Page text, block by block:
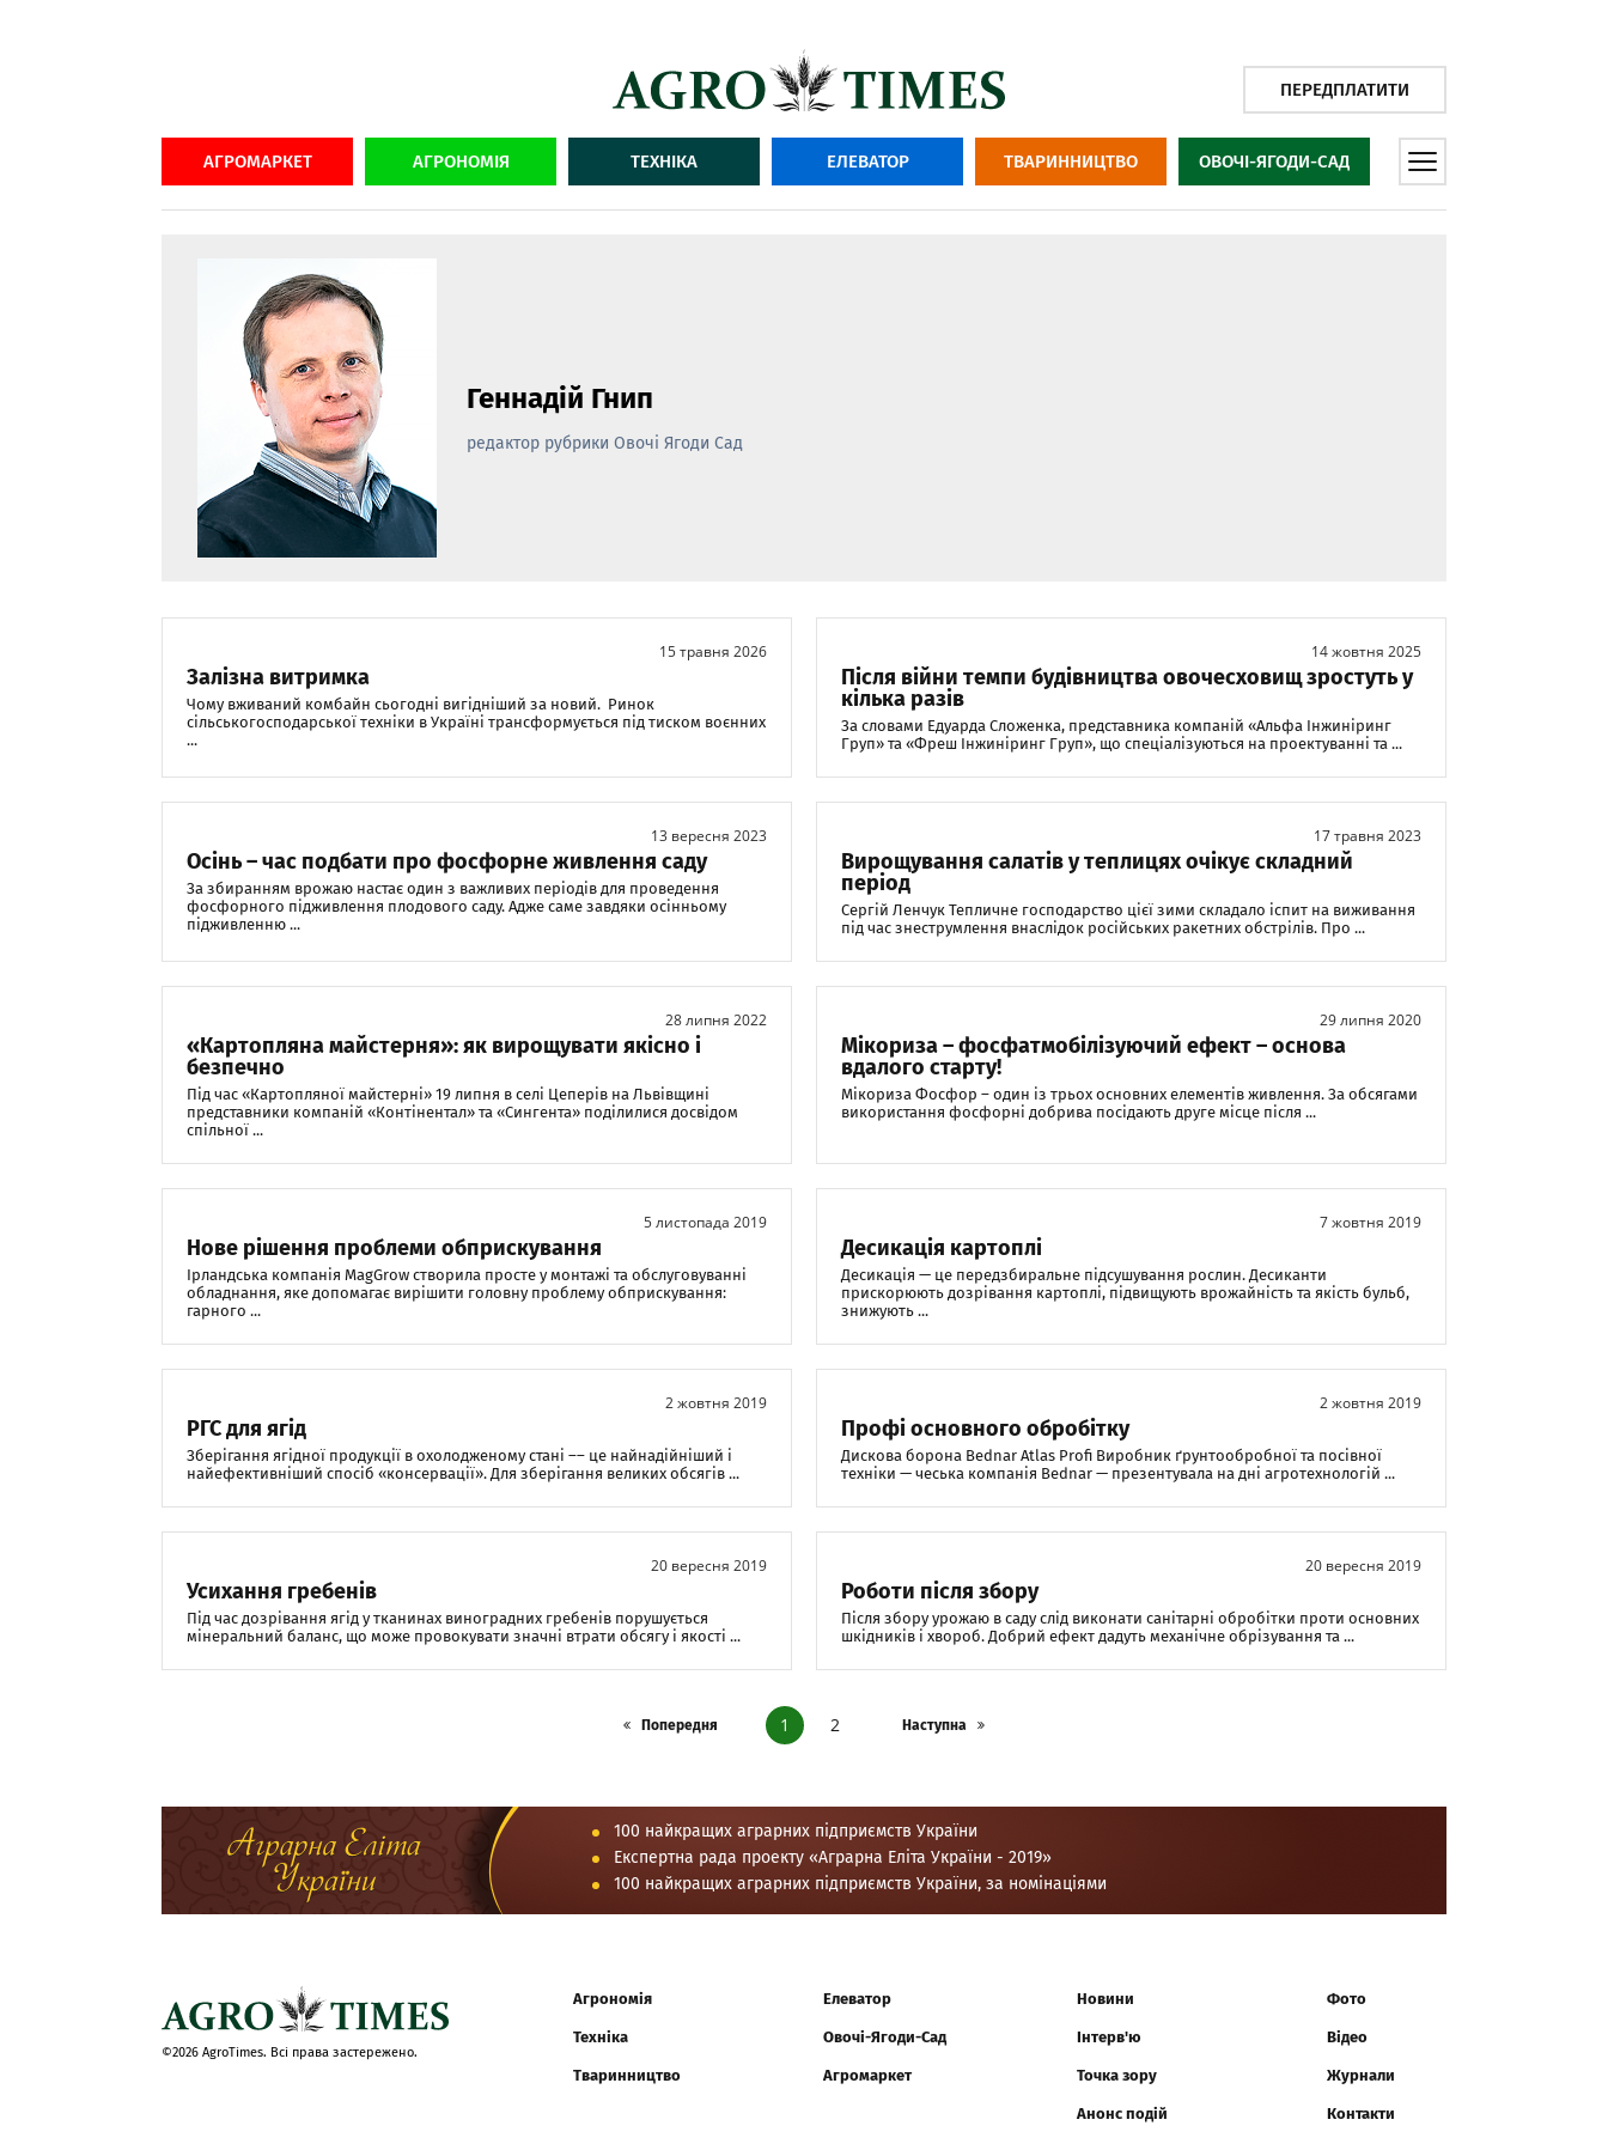
ПЕРЕДПЛАТИТИ
АГРОМАРКЕТ АГРОНОМІЯ ТЕХНІКА ЕЛЕВАТОР ТВАРИННИЦТВО ОВОЧІ-ЯГОДИ-САД
Геннадій Гнип
редактор рубрики Овочі Ягоди Сад
15 травня 2026
Залізна витримка
Чому вживаний комбайн сьогодні вигідніший за новий. Ринок
сільськогосподарської техніки в Україні трансформується під тиском воєнних
...
14 жовтня 2025
Після війни темпи будівництва овочесховищ зростуть у
кілька разів
За словами Едуарда Сложенка, представника компаній «Альфа Інжиніринг
Груп» та «Фреш Інжиніринг Груп», що спеціалізуються на проектуванні та ...
13 вересня 2023
Осінь – час подбати про фосфорне живлення саду
За збиранням врожаю настає один з важливих періодів для проведення
фосфорного підживлення плодового саду. Адже саме завдяки осінньому
підживленню ...
17 травня 2023
Вирощування салатів у теплицях очікує складний
період
Сергій Ленчук Тепличне господарство цієї зими складало іспит на виживання
під час знеструмлення внаслідок російських ракетних обстрілів. Про ...
28 липня 2022
«Картопляна майстерня»: як вирощувати якісно і
безпечно
Під час «Картопляної майстерні» 19 липня в селі Цеперів на Львівщині
представники компаній «Контінентал» та «Сингента» поділилися досвідом
спільної ...
29 липня 2020
Мікориза – фосфатмобілізуючий ефект – основа
вдалого старту!
Мікориза Фосфор – один із трьох основних елементів живлення. За обсягами
використання фосфорні добрива посідають друге місце після ...
5 листопада 2019
Нове рішення проблеми обприскування
Ірландська компанія MagGrow створила просте у монтажі та обслуговуванні
обладнання, яке допомагає вирішити головну проблему обприскування:
гарного ...
7 жовтня 2019
Десикація картоплі
Десикація — це передзбиральне підсушування рослин. Десиканти
прискорюють дозрівання картоплі, підвищують врожайність та якість бульб,
знижують ...
2 жовтня 2019
РГС для ягід
Зберігання ягідної продукції в охолодженому стані –– це найнадійніший і
найефективніший спосіб «консервації». Для зберігання великих обсягів ...
2 жовтня 2019
Профі основного обробітку
Дискова борона Bednar Atlas Profi Виробник ґрунтообробної та посівної
техніки — чеська компанія Bednar — презентувала на дні агротехнологій ...
20 вересня 2019
Усихання гребенів
Під час дозрівання ягід у тканинах виноградних гребенів порушується
мінеральний баланс, що може провокувати значні втрати обсягу і якості ...
20 вересня 2019
Роботи після збору
Після збору урожаю в саду слід виконати санітарні обробітки проти основних
шкідників і хвороб. Добрий ефект дадуть механічне обрізування та ...
Попередня 1 2 Наступна
100 найкращих аграрних підприємств України
Експертна рада проекту «Аграрна Еліта України - 2019»
100 найкращих аграрних підприємств України, за номінаціями
©2026 AgroTimes. Всі права застережено.
Агрономія
Техніка
Тваринництво
Елеватор
Овочі-Ягоди-Сад
Агромаркет
Новини
Інтерв'ю
Точка зору
Анонс подій
Фото
Відео
Журнали
Контакти